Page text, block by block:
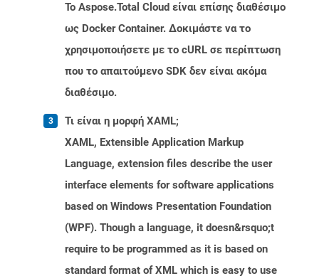
Το Aspose.Total Cloud είναι επίσης διαθέσιμο
ως Docker Container. Δοκιμάστε να το
χρησιμοποιήσετε με το cURL σε περίπτωση
που το απαιτούμενο SDK δεν είναι ακόμα
διαθέσιμο.
Τι είναι η μορφή XAML;
XAML, Extensible Application Markup
Language, extension files describe the user
interface elements for software applications
based on Windows Presentation Foundation
(WPF). Though a language, it doesn&rsquo;t
require to be programmed as it is based on
standard format of XML which is easy to use